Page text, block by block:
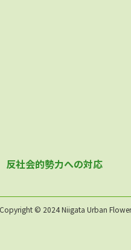
反社会的勢力への対応
Copyright © 2024 Niigata Urban